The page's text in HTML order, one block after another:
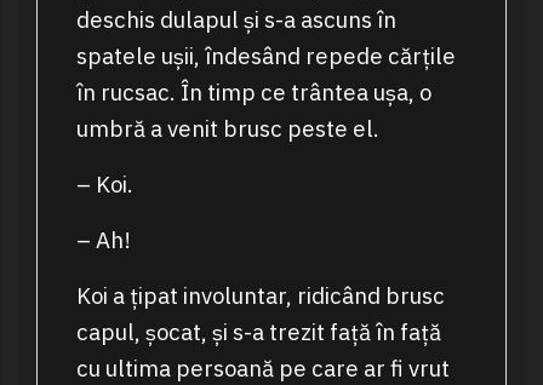
deschis dulapul și s-a ascuns în
spatele ușii, îndesând repede cărțile
în rucsac. În timp ce trântea ușa, o
umbră a venit brusc peste el.
– Koi.
– Ah!
Koi a țipat involuntar, ridicând brusc
capul, șocat, și s-a trezit față în față
cu ultima persoană pe care ar fi vrut